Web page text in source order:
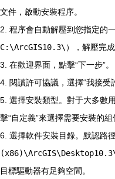
文件，啟動安裝程序。
2. 程序會自動解壓到您指定的
C:\ArcGIS10.3\），解壓完
3. 在歡迎界面，點擊“下一步”。
4. 閱讀許可協議，選擇“我接受
5. 選擇安裝類型。對于大多數
擊“自定義”來選擇需要安裝的組
6. 選擇軟件安裝目錄。默認路
目標驅動器有足夠空間。